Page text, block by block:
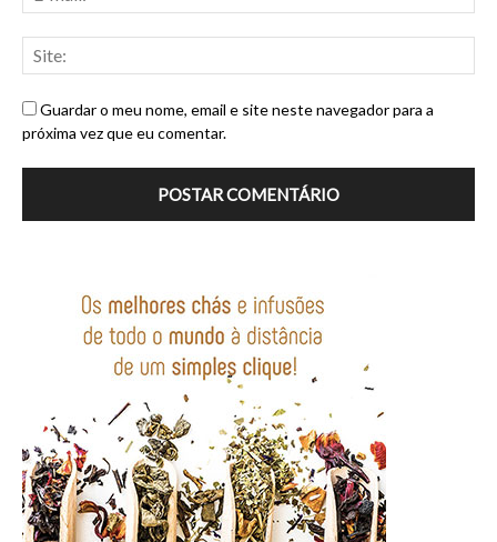
Guardar o meu nome, email e site neste navegador para a
próxima vez que eu comentar.